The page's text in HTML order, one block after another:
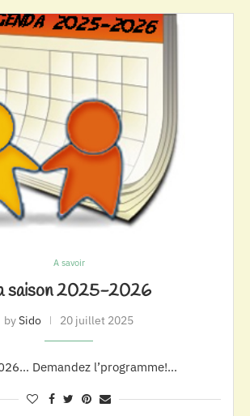
A savoir
saison 2025-2026
bySido 20 juillet 2025
Demandez l’programme!…